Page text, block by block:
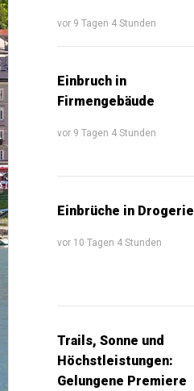
vor 9 Tagen 4 Stunden
Einbruch in
Firmengebäude
vor 9 Tagen 4 Stunden
Einbrüche in Drogerie
vor 10 Tagen 4 Stunden
Trails, Sonne und
Höchstleistungen:
Gelungene Premiere